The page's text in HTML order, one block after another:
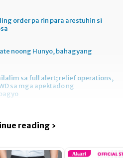
order pa rin para arestuhin si
noong Hunyo, bahagyang
sa full alert; relief operations,
sa mga apektado ng
reading ›